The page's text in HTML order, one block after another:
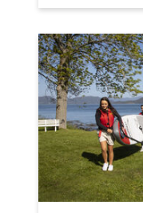
Navn
Beskrivelse